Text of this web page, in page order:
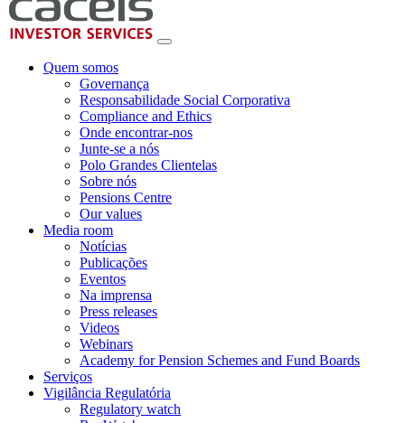
Quem somos
Governança
Responsabilidade Social Corporativa
Compliance and Ethics
Onde encontrar-nos
Junte-se a nós
Polo Grandes Clientelas
Sobre nós
Pensions Centre
Our values
Media room
Notícias
Publicações
Eventos
Na imprensa
Press releases
Videos
Webinars
Academy for Pension Schemes and Fund Boards
Serviços
Vigilância Regulatória
Regulatory watch